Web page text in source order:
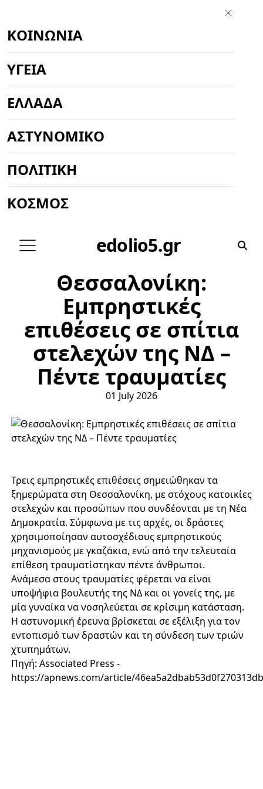
ΚΟΙΝΩΝΊΑ
ΥΓΕΊΑ
ΕΛΛΆΔΑ
ΑΣΤΥΝΟΜΙΚΌ
ΠΟΛΙΤΙΚΉ
ΚΌΣΜΟΣ
edolio5.gr
Θεσσαλονίκη:
Εμπρηστικές
επιθέσεις σε σπίτια
στελεχών της ΝΔ –
Πέντε τραυματίες
01 July 2026
Τρεις εμπρηστικές επιθέσεις σημειώθηκαν τα
ξημερώματα στη Θεσσαλονίκη, με στόχους κατοικίες
στελεχών και προσώπων που συνδέονται με τη Νέα
Δημοκρατία. Σύμφωνα με τις αρχές, οι δράστες
χρησιμοποίησαν αυτοσχέδιους εμπρηστικούς
μηχανισμούς με γκαζάκια, ενώ από την τελευταία
επίθεση τραυματίστηκαν πέντε άνθρωποι.
Ανάμεσα στους τραυματίες φέρεται να είναι
υποψήφια βουλευτής της ΝΔ και οι γονείς της, με
μία γυναίκα να νοσηλεύεται σε κρίσιμη κατάσταση.
Η αστυνομική έρευνα βρίσκεται σε εξέλιξη για τον
εντοπισμό των δραστών και τη σύνδεση των τριών
χτυπημάτων.
Πηγή: Associated Press -
https://apnews.com/article/